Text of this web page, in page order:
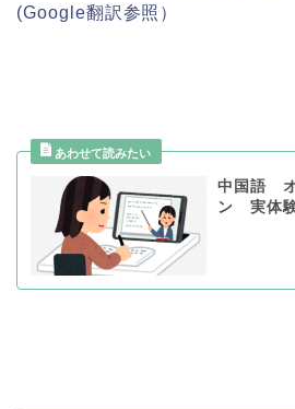
(Google翻訳参照）
中国語 オ
ン 実体